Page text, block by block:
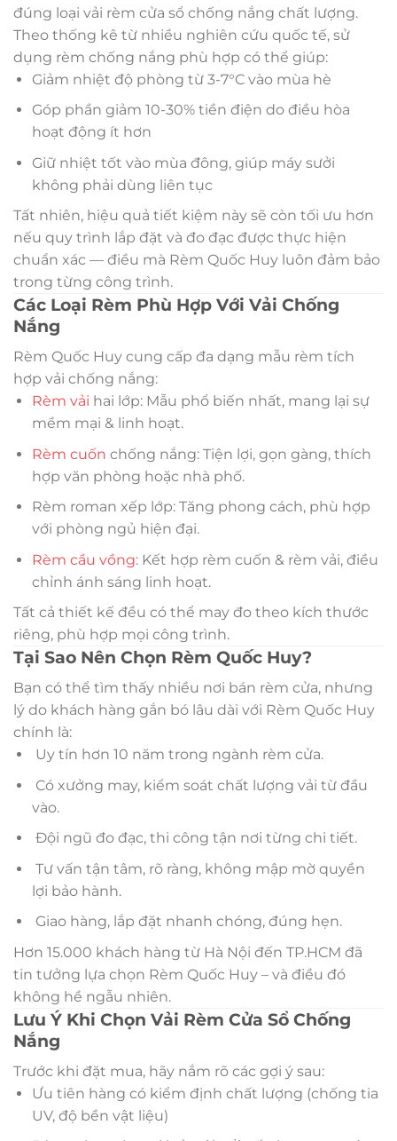
đúng loại vải rèm cửa sổ chống nắng chất lượng.
Theo thống kê từ nhiều nghiên cứu quốc tế, sử
dụng rèm chống nắng phù hợp có thể giúp:
Giảm nhiệt độ phòng từ 3-7°C vào mùa hè
Góp phần giảm 10-30% tiền điện do điều hòa
hoạt động ít hơn
Giữ nhiệt tốt vào mùa đông, giúp máy sưởi
không phải dùng liên tục
Tất nhiên, hiệu quả tiết kiệm này sẽ còn tối ưu hơn
nếu quy trình lắp đặt và đo đạc được thực hiện
chuẩn xác — điều mà Rèm Quốc Huy luôn đảm bảo
trong từng công trình.
Các Loại Rèm Phù Hợp Với Vải Chống
Nắng
Rèm Quốc Huy cung cấp đa dạng mẫu rèm tích
hợp vải chống nắng:
Rèm vải hai lớp: Mẫu phổ biến nhất, mang lại sự
mềm mại & linh hoạt.
Rèm cuốn chống nắng: Tiện lợi, gọn gàng, thích
hợp văn phòng hoặc nhà phố.
Rèm roman xếp lớp: Tăng phong cách, phù hợp
với phòng ngủ hiện đại.
Rèm cầu vồng: Kết hợp rèm cuốn & rèm vải, điều
chỉnh ánh sáng linh hoạt.
Tất cả thiết kế đều có thể may đo theo kích thước
riêng, phù hợp mọi công trình.
Tại Sao Nên Chọn Rèm Quốc Huy?
Bạn có thể tìm thấy nhiều nơi bán rèm cửa, nhưng
lý do khách hàng gắn bó lâu dài với Rèm Quốc Huy
chính là:
Uy tín hơn 10 năm trong ngành rèm cửa.
Có xưởng may, kiểm soát chất lượng vải từ đầu
vào.
Đội ngũ đo đạc, thi công tận nơi từng chi tiết.
Tư vấn tận tâm, rõ ràng, không mập mờ quyền
lợi bảo hành.
Giao hàng, lắp đặt nhanh chóng, đúng hẹn.
Hơn 15.000 khách hàng từ Hà Nội đến TP.HCM đã
tin tưởng lựa chọn Rèm Quốc Huy – và điều đó
không hề ngẫu nhiên.
Lưu Ý Khi Chọn Vải Rèm Cửa Sổ Chống
Nắng
Trước khi đặt mua, hãy nắm rõ các gợi ý sau:
Ưu tiên hàng có kiểm định chất lượng (chống tia
UV, độ bền vật liệu)